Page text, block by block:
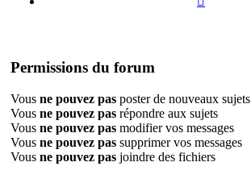
Permissions du forum
Vous ne pouvez pas poster de nouveaux sujets
Vous ne pouvez pas répondre aux sujets
Vous ne pouvez pas modifier vos messages
Vous ne pouvez pas supprimer vos messages
Vous ne pouvez pas joindre des fichiers